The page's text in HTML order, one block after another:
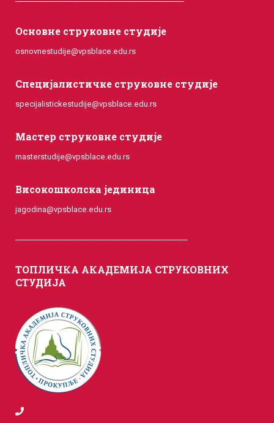
Основне струковне студије
osnovnestudije@vpsblace.edu.rs
Специјалистичке струковне студије
specijalistickestudije@vpsblace.edu.rs
Мастер струковне студије
masterstudije@vpsblace.edu.rs
Високошколска јединица
jagodina@vpsblace.edu.rs
ТОПЛИЧКА АКАДЕМИЈА СТРУКОВНИХ
СТУДИЈА